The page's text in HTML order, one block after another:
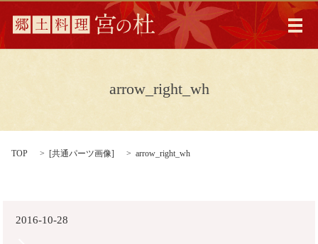
メ
arrow_right_wh
TOP [共通パーツ画像] arrow_right_wh
2016-10-28